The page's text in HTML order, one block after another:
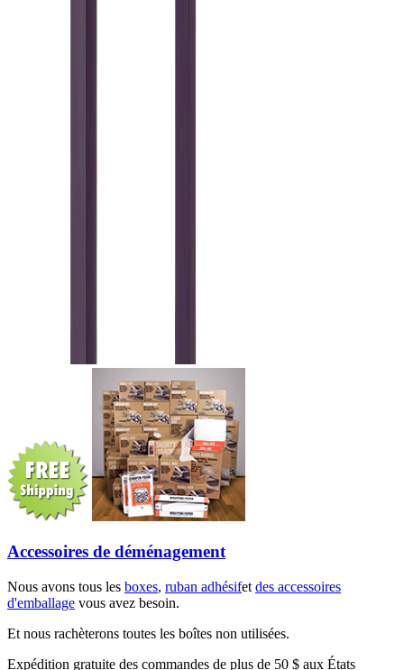
Accessoires de déménagement
Nous avons tous les boxes, ruban adhésifet des accessoires
d'emballage vous avez besoin.
Et nous rachèterons toutes les boîtes non utilisées.
Expédition gratuite des commandes de plus de 50 $ aux États